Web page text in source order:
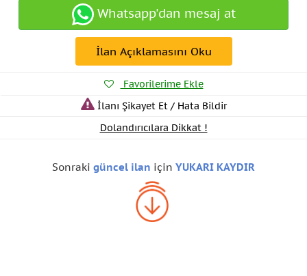
Whatsapp'dan mesaj at
İlan Açıklamasını Oku
Favorilerime Ekle
İlanı Şikayet Et / Hata Bildir
Dolandırıcılara Dikkat !
Sonraki güncel ilan için YUKARI KAYDIR